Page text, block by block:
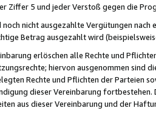
Ziffer 5 und jeder Verstoß gegen die
nicht ausgezahlte Vergütungen
Betrag ausgezahlt wird
erlöschen alle Rechte und
hiervon ausgenommen sind
Rechte und Pflichten der Parteien
dieser Vereinbarung
aus dieser Vereinbarung und der